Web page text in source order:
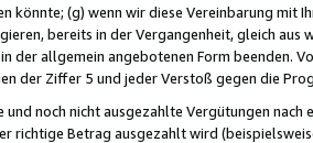
könnte; (g) wenn wir diese Vereinbarung mit
bereits in der Vergangenheit, gleich
der allgemein angebotenen Form beenden.
der Ziffer 5 und jeder Verstoß gegen die
noch nicht ausgezahlte Vergütungen
richtige Betrag ausgezahlt wird